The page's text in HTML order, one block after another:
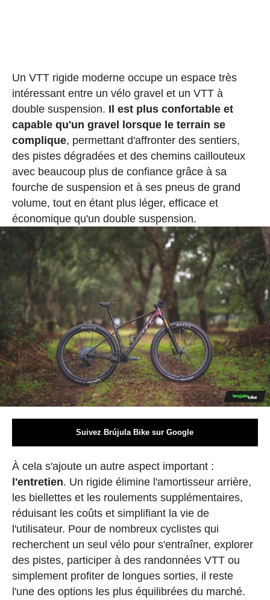
Un VTT rigide moderne occupe un espace très
intéressant entre un vélo gravel et un VTT à
double suspension. Il est plus confortable et
capable qu'un gravel lorsque le terrain se
complique, permettant d'affronter des sentiers,
des pistes dégradées et des chemins caillouteux
avec beaucoup plus de confiance grâce à sa
fourche de suspension et à ses pneus de grand
volume, tout en étant plus léger, efficace et
économique qu'un double suspension.
Suivez Brújula Bike sur Google
À cela s'ajoute un autre aspect important :
l'entretien. Un rigide élimine l'amortisseur arrière,
les biellettes et les roulements supplémentaires,
réduisant les coûts et simplifiant la vie de
l'utilisateur. Pour de nombreux cyclistes qui
recherchent un seul vélo pour s'entraîner, explorer
des pistes, participer à des randonnées VTT ou
simplement profiter de longues sorties, il reste
l'une des options les plus équilibrées du marché.